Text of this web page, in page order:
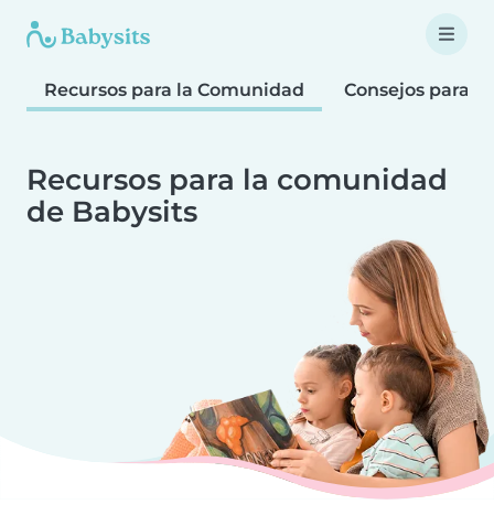
Recursos para la Comunidad Consejos para
Recursos para la comunidad
de Babysits